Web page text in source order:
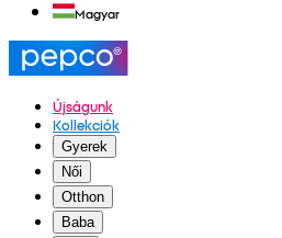
Magyar
Újságunk
Kollekciók
Gyerek
Női
Otthon
Baba